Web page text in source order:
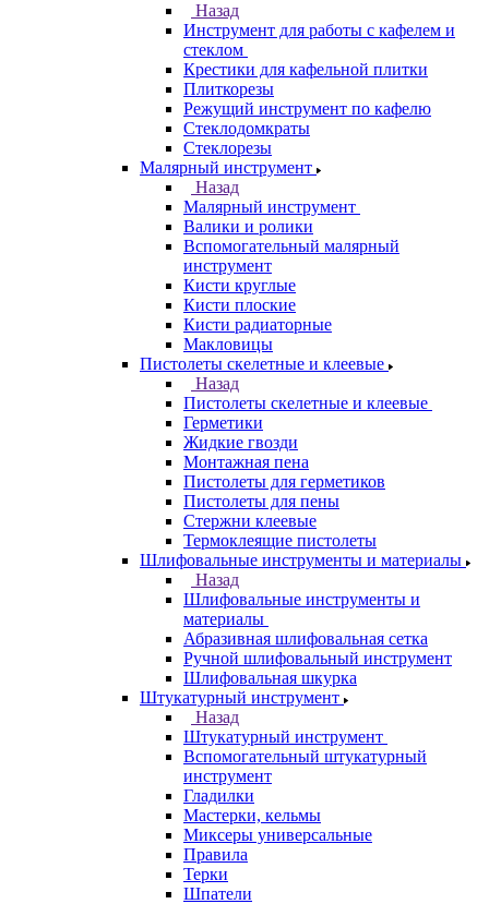
Назад
Инструмент для работы с кафелем и
стеклом
Крестики для кафельной плитки
Плиткорезы
Режущий инструмент по кафелю
Стеклодомкраты
Стеклорезы
Малярный инструмент
Назад
Малярный инструмент
Валики и ролики
Вспомогательный малярный
инструмент
Кисти круглые
Кисти плоские
Кисти радиаторные
Макловицы
Пистолеты скелетные и клеевые
Назад
Пистолеты скелетные и клеевые
Герметики
Жидкие гвозди
Монтажная пена
Пистолеты для герметиков
Пистолеты для пены
Стержни клеевые
Термоклеящие пистолеты
Шлифовальные инструменты и материалы
Назад
Шлифовальные инструменты и
материалы
Абразивная шлифовальная сетка
Ручной шлифовальный инструмент
Шлифовальная шкурка
Штукатурный инструмент
Назад
Штукатурный инструмент
Вспомогательный штукатурный
инструмент
Гладилки
Мастерки, кельмы
Миксеры универсальные
Правила
Терки
Шпатели